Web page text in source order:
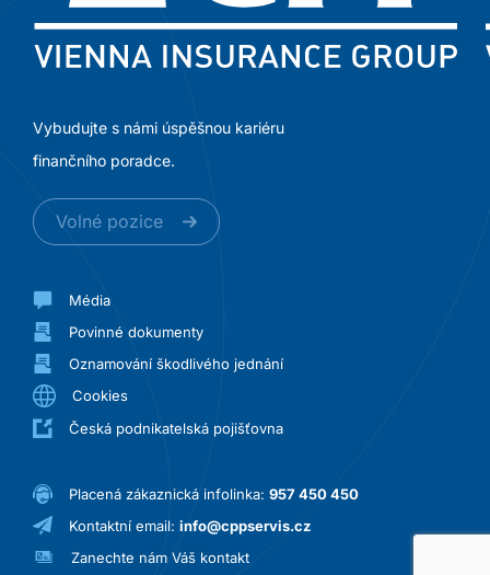
Média
Povinné dokumenty
Oznamování škodlivého jednání
Cookies
Česká podnikatelská pojišťovna
Vybudujte s námi úspěšnou kariéru
finančního poradce.
Volné pozice
Placená zákaznická infolinka: 957 450 450
Kontaktní email: info@cppservis.cz
Zanechte nám Váš kontakt